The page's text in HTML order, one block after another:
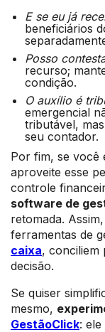
E se eu já
beneficiários
Posso
recurso;
condição.
O auxílio é
emergencial
tributável,
seu contador.
Por fim, se você
aproveite esse
controle
software de
retomada.
ferramentas de
caixa, conciliem
decisão.
Se quiser
mesmo,
GestãoClick: